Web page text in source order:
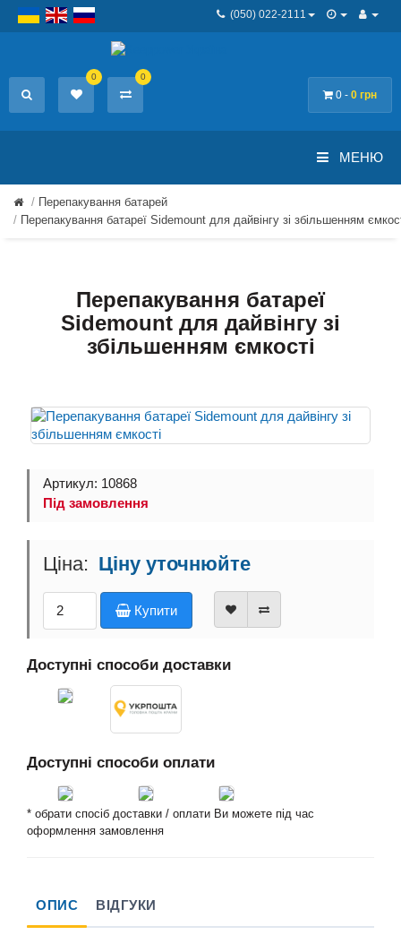
(050) 022-2111
0 - 0 грн
0 0
МЕНЮ
Перепакування батарей
Перепакування батареї Sidemount для дайвінгу зі збільшенням
Перепакування батареї
Sidemount для дайвінгу зі
збільшенням ємкості
Артикул: 10868
Під замовлення
Ціну уточнюйте
Купити
Доступні способи доставки
Доступні способи оплати
* обрати спосіб доставки / оплати Ви можете під час
оформлення замовлення
ОПИС ВІДГУКИ